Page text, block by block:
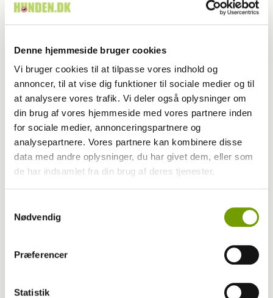
Denne hjemmeside bruger cookies
Vi bruger cookies til at tilpasse vores indhold og
annoncer, til at vise dig funktioner til sociale medier og til
at analysere vores trafik. Vi deler også oplysninger om
din brug af vores hjemmeside med vores partnere inden
for sociale medier, annonceringspartnere og
analysepartnere. Vores partnere kan kombinere disse
data med andre oplysninger, du har givet dem, eller som
de har indsamlet fra din brug af deres tjenester.
Nødvendig
Præferencer
Statistik